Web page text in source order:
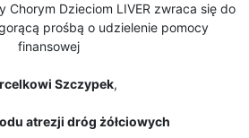
Chorym Dzieciom LIVER zwraca się do
prośbą o udzielenie pomocy
finansowej
Szczypek,
atrezji dróg żółciowych